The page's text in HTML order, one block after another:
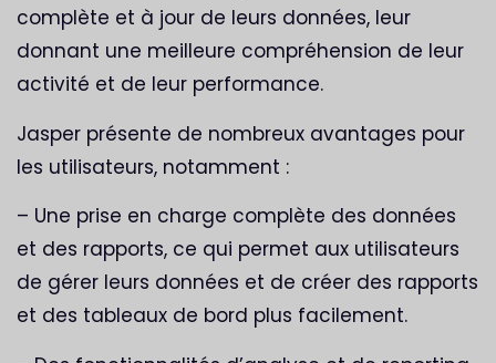
complète et à jour de leurs données, leur
donnant une meilleure compréhension de leur
activité et de leur performance.
Jasper présente de nombreux avantages pour
les utilisateurs, notamment :
– Une prise en charge complète des données
et des rapports, ce qui permet aux utilisateurs
de gérer leurs données et de créer des rapports
et des tableaux de bord plus facilement.